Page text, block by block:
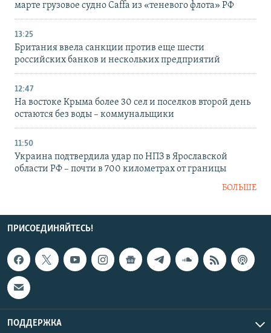
марте грузовое судно Caffa из «теневого флота» РФ
13:25
Британия ввела санкции против еще шести
российских банков и нескольких предприятий
12:47
На востоке Крыма более 30 сел и поселков второй день
остаются без воды – коммунальщики
11:50
Украина подтвердила удар по НПЗ в Ярославской
области РФ – почти в 700 километрах от границы
БОЛЬШЕ
ПРИСОЕДИНЯЙТЕСЬ!
ПОДДЕРЖКА